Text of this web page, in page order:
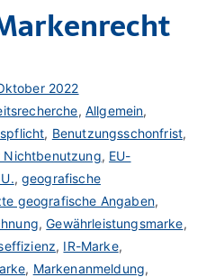
2022
, Allgemein,
, Benutzungsschonfrist,
Nichtbenutzung, EU-
, geografische
geografische Angaben,
,Gewährleistungsmarke,
, IR-Marke,
, Markenanmeldung,